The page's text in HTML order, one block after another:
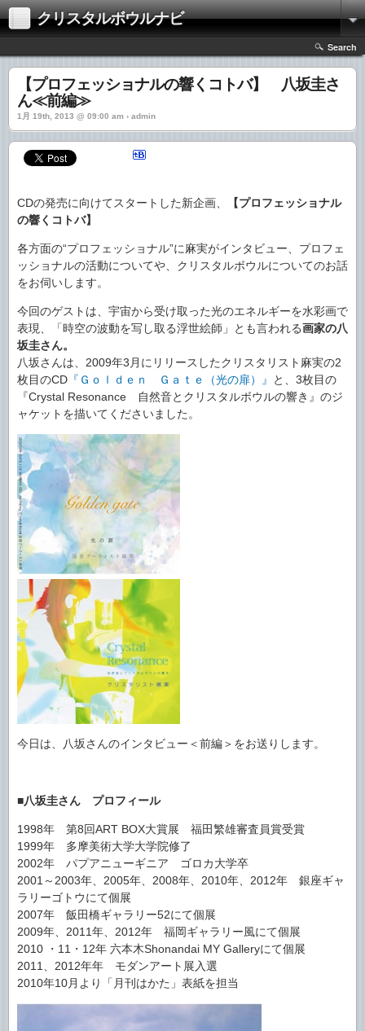
クリスタルボウルナビ
Search
【プロフェッショナルの響くコトバ】 八坂圭さ
ん≪前編≫
1月 19th, 2013 @ 09:00 am › admin
CDの発売に向けてスタートした新企画、
【プロフェッショナル
の響くコトバ】
各方面の“プロフェッショナル”に麻実がインタビュー、プロフェ
ッショナルの活動についてや、クリスタルボウルについてのお話
をお伺いします。
今回のゲストは、宇宙から受け取った光のエネルギーを水彩画で
表現、「時空の波動を写し取る浮世絵師」とも言われる画家の八
坂圭さん。
八坂さんは、2009年3月にリリースしたクリスタリスト麻実の2
枚目のCD 『Ｇｏｌｄｅｎ Ｇａｔｅ（光の扉）』
と、3枚目の
『Crystal Resonance 自然音とクリスタルボウルの響き』のジ
ャケットを描いてくださいました。
今日は、八坂さんのインタビュー＜前編＞をお送りします。
■八坂圭さん プロフィール
1998年 第8回ART BOX大賞展 福田繁雄審査員賞受賞
1999年 多摩美術大学大学院修了
2002年 パプアニューギニア ゴロカ大学卒
2001～2003年、2005年、2008年、2010年、2012年 銀座ギャ
ラリーゴトウにて個展
2007年 飯田橋ギャラリー52にて個展
2009年、2011年、2012年 福岡ギャラリー風にて個展
2010 ・11・12年 六本木Shonandai MY Galleryにて個展
2011、2012年年 モダンアート展入選
2010年10月より「月刊はかた」表紙を担当